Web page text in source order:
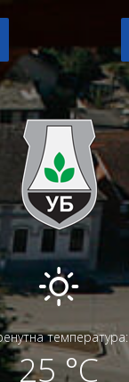
температура:
25 °C